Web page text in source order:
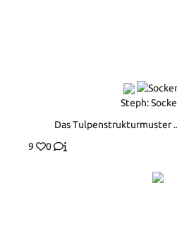
Steph:
Das Tulpenstrukturmuster
9
0